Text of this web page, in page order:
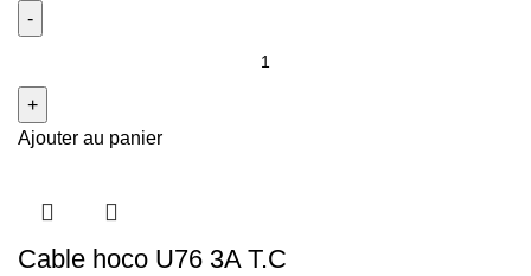
Ajouter au panier
Cable hoco U76 3A T.C